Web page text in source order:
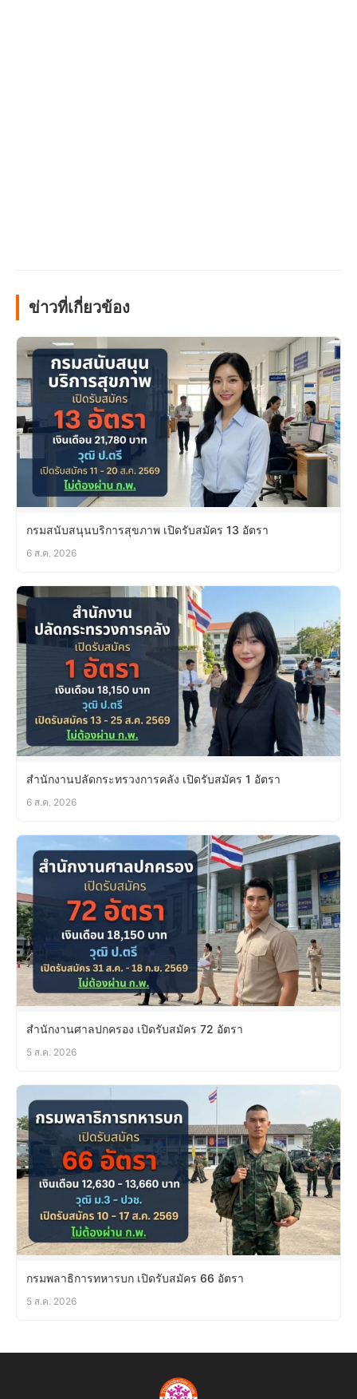
ข่าวที่เกี่ยวข้อง
กรมสนับสนุนบริการสุขภาพ เปิดรับสมัคร 13 อัตรา
6 ส.ค. 2026
สำนักงานปลัดกระทรวงการคลัง เปิดรับสมัคร 1 อัตรา
6 ส.ค. 2026
สำนักงานศาลปกครอง เปิดรับสมัคร 72 อัตรา
5 ส.ค. 2026
กรมพลาธิการทหารบก เปิดรับสมัคร 66 อัตรา
5 ส.ค. 2026